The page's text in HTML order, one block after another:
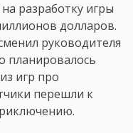
разработку игры
долларов.
руководителя
планировалось
игр про
перешли к